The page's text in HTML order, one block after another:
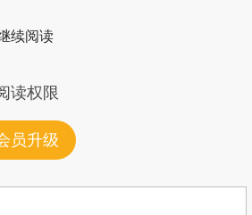
续阅读
读权限
员升级